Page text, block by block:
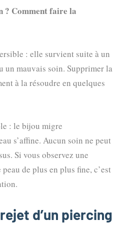
Comment faire la
: elle survient suite à un
un mauvais soin. Supprimer la
à la résoudre en quelques
: le bijou migre
s’affine. Aucun soin ne peut
Si vous observez une
de plus en plus fine, c’est
d’un piercing